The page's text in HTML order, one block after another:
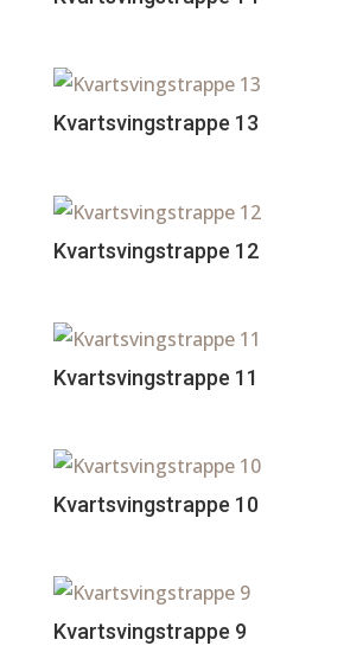
Kvartsvingstrappe 13
Kvartsvingstrappe 12
Kvartsvingstrappe 11
Kvartsvingstrappe 10
Kvartsvingstrappe 9